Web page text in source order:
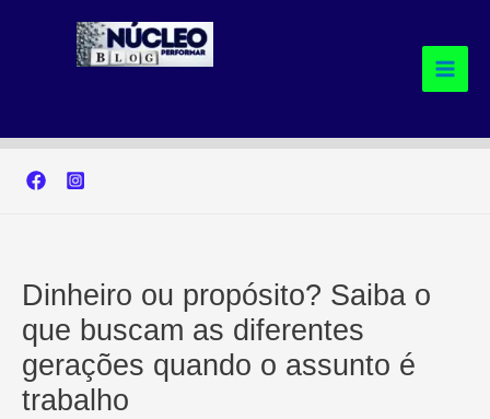
Dinheiro ou propósito? Saiba o
que buscam as diferentes
gerações quando o assunto é
trabalho